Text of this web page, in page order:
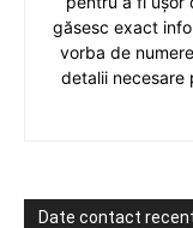
găsesc exact
vorba de
detalii necesare
Date contact